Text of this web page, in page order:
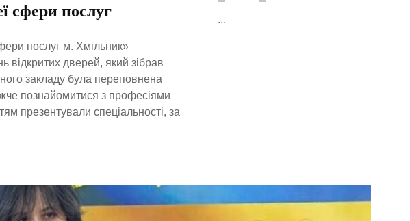
сфери послуг
послуг м. Хмільник»
відкритих дверей, який зібрав
закладу була переповнена
познайомитися з професіями
презентували спеціальності, за
...